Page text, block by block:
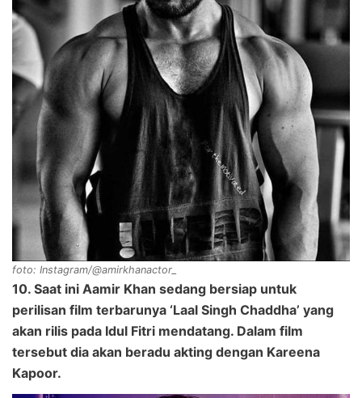
foto: Instagram/@amirkhanactor_
10. Saat ini Aamir Khan sedang bersiap untuk
perilisan film terbarunya ‘Laal Singh Chaddha’ yang
akan rilis pada Idul Fitri mendatang. Dalam film
tersebut dia akan beradu akting dengan Kareena
Kapoor.